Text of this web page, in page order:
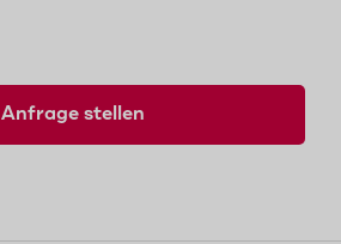
Anfrage stellen